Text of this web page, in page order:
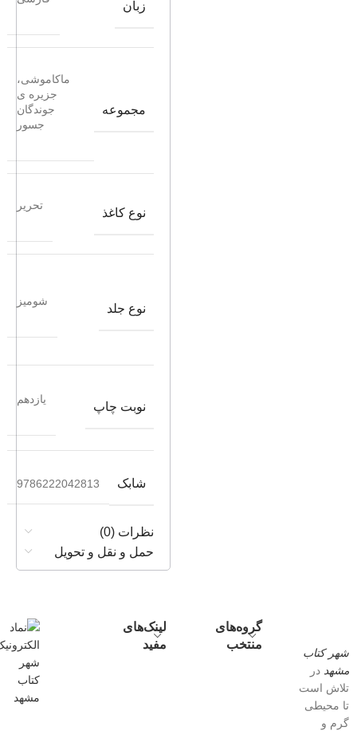
زبان
مجموعه
ماکاموشی،
جزیره ی
جوندگان
جسور
نوع کاغذ
تحریر
نوع جلد
شومیز
نوبت چاپ
یازدهم
شابک 9786222042813
نظرات (0)
حمل و نقل و تحویل
شهر کتاب
مشهد در
تلاش است
تا محیطی
گرم و
گروه‌های
منتخب
لینک‌های
مفید